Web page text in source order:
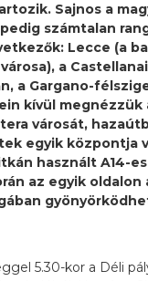
Sajnos a
számtalan
Lecce (a
a
a Gargano-
kívül megnézzük
városát,
egyik központja
használt A14-
az egyik
5.30-kor a Déli